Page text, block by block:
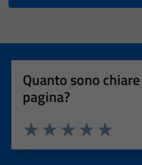
Quanto sono
pagina?
Valuta 5
Valuta 4
Valuta 3 stelle
Valuta 2 stelle su 5
Valuta 1 stelle su 5